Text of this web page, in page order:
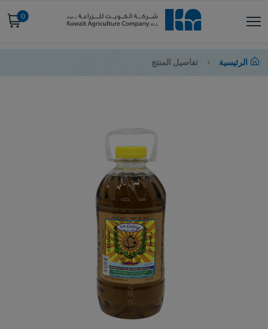
0
الرئيسية تفاصيل المنتج